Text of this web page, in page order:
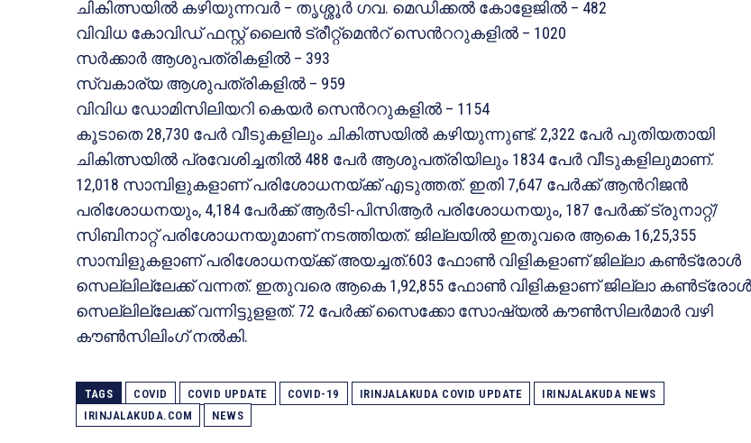
ചികിത്സയിൽ കഴിയുന്നവര്‍ – തൃശ്ശൂര്‍ ഗവ. മെഡിക്കൽ കോളേജിൽ – 482
വിവിധ കോവിഡ് ഫസ്റ്റ് ലൈന്‍ ട്രീറ്റ്മെന്‍റ് സെന്‍ററുകളിൽ – 1020
സര്‍ക്കാര്‍ ആശുപത്രികളിൽ – 393
സ്വകാര്യ ആശുപത്രികളിൽ – 959
വിവിധ ഡോമിസിലിയറി കെയര്‍ സെന്‍ററുകളിൽ – 1154
കൂടാതെ 28,730 പേര്‍ വീടുകളിലും ചികിത്സയിൽ കഴിയുന്നുണ്ട്. 2,322 പേര്‍ പുതിയതായി
ചികിത്സയിൽ പ്രവേശിച്ചതിൽ 488 പേര്‍ ആശുപത്രിയിലും 1834 പേര്‍ വീടുകളിലുമാണ്.
12,018 സാമ്പിളുകളാണ് പരിശോധനയ്ക്ക് എടുത്തത്. ഇതി 7,647 പേര്‍ക്ക് ആന്‍റിജന്‍
പരിശോധനയും, 4,184 പേര്‍ക്ക് ആര്‍ടി-പിസിആര്‍ പരിശോധനയും, 187 പേര്‍ക്ക് ട്രുനാറ്റ്/
സിബിനാറ്റ് പരിശോധനയുമാണ് നടത്തിയത്. ജില്ലയിൽ ഇതുവരെ ആകെ 16,25,355
സാമ്പിളുകളാണ് പരിശോധനയ്ക്ക് അയച്ചത്.603 ഫോണ്‍ വിളികളാണ് ജില്ലാ കണ്‍ട്രോള്‍
സെല്ലില്ലേക്ക് വന്നത്. ഇതുവരെ ആകെ 1,92,855 ഫോണ്‍ വിളികളാണ് ജില്ലാ കണ്‍ട്രോള്‍
സെല്ലില്ലേക്ക് വന്നിട്ടുളളത്. 72 പേര്‍ക്ക് സൈക്കോ സോഷ്യൽ കൗണ്‍സിലര്‍മാര്‍ വഴി
കൗണ്‍സിലിംഗ് നൽകി.
TAGS COVID COVID UPDATE COVID-19 IRINJALAKUDA COVID UPDATE
IRINJALAKUDA NEWS
IRINJALAKUDA.COM
NEWS